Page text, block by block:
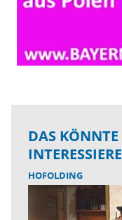
DAS KÖNNTE
HOFOLDING